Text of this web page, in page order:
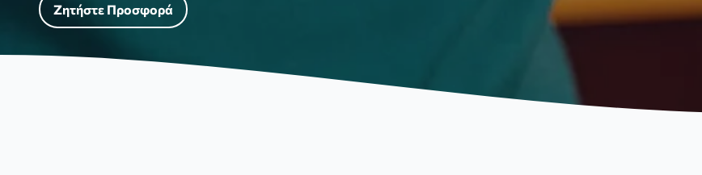
Ζητήστε Προσφορά